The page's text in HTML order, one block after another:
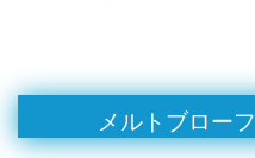
メルトブロー